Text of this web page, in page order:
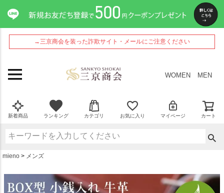
→三京商会を装った詐欺サイト・メールにご注意ください
WOMEN MEN
新着商品 ランキング カテゴリ お気に入り マイページ カート
mieno メンズ
ペー
ジト
ップ
へ